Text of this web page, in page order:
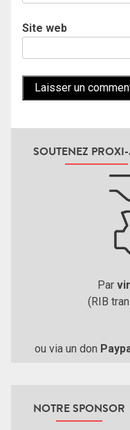
Site web
SOUTENEZ
Par
(RIB
ou via un don
NOTRE SPONSOR